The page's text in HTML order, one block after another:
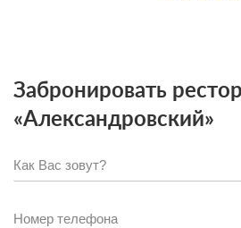
Забронировать
«Александровский»